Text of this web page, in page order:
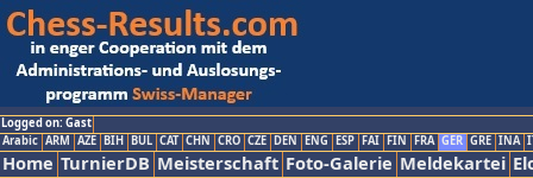
Logged on: Gast
Arabic ARM AZE BIH BUL CAT CHN CRO CZE DEN ENG ESP FAI FIN FRA GER GRE INA
Home TurnierDB Meisterschaft Foto-Galerie Meldekartei